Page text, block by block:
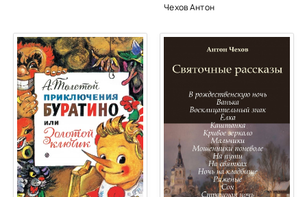
30
31
32
33
34
35
36
37
Чехов Антон